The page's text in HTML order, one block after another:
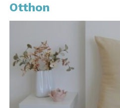
Otthon